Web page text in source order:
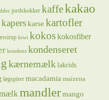
jordskokker kaffekakao
kaperskarse kartofler
kiwi kokoskokosfiber
kondens kondenseret
kærnemælk lakrids
løgspirer macadamia maizena
mandler mango